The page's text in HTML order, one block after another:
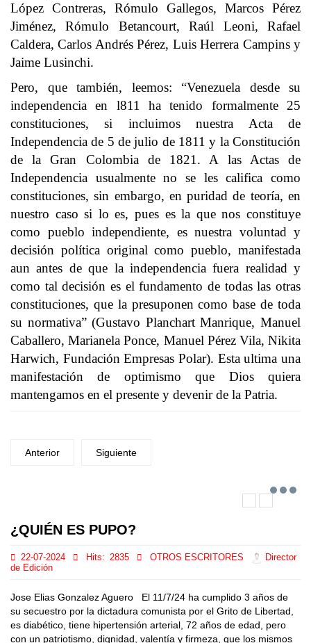
López Contreras, Rómulo Gallegos, Marcos Pérez
Jiménez, Rómulo Betancourt, Raúl Leoni, Rafael
Caldera, Carlos Andrés Pérez, Luis Herrera Campins y
Jaime Lusinchi.
Pero, que también, leemos: “Venezuela desde su
independencia en l811 ha tenido formalmente 25
constituciones, si incluimos nuestra Acta de
Independencia de 5 de julio de 1811 y la Constitución
de la Gran Colombia de 1821. A las Actas de
Independencia usualmente no se les califica como
constituciones, sin embargo, en puridad de teoría, en
nuestro caso si lo es, pues es la que nos constituye
como pueblo independiente, es nuestra voluntad y
decisión política original como pueblo, manifestada
aun antes de que la independencia fuera realidad y
como tal decisión es el fundamento de todas las otras
constituciones, que la presuponen como base de toda
su normativa” (Gustavo Planchart Manrique, Manuel
Caballero, Marianela Ponce, Manuel Pérez Vila, Nikita
Harwich, Fundación Empresas Polar). Esta ultima una
manifestación de optimismo que Dios quiera
mantengamos en el presente y devenir de la Patria.
Anterior Siguiente
¿QUIÉN ES PUPO?
22-07-2024 Hits: 2835 OTROS ESCRITORES
Director
de Edición
Jose Elias Gonzalez Aguero El 11/7/24 ha cumplido 3 años de
su secuestro por la dictadura comunista por el Grito de Libertad,
es diabético, tiene hipertensión arterial, 72 años de edad, pero
con un patriotismo, dignidad, valentía y firmeza, que los mismos